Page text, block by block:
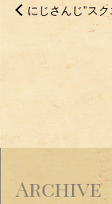
にじさんじ”ス
Archive